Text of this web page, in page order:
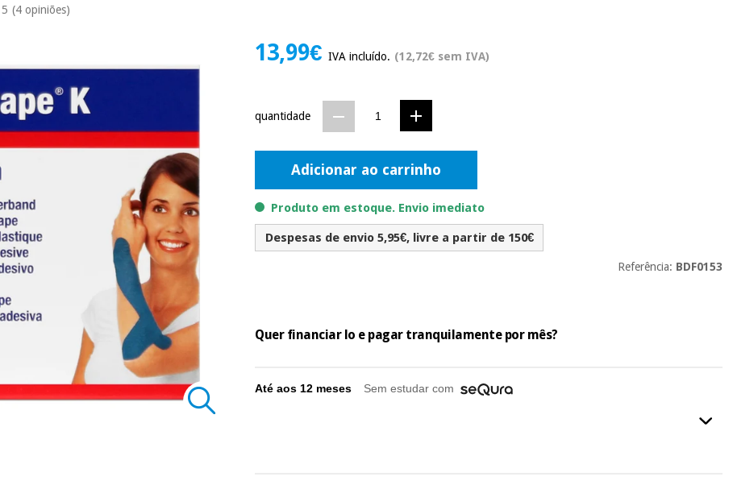
(4 opiniões)
13,99€IVA incluído. (12,72€ sem IVA)
quantidade
Adicionar ao carrinho
Produto em estoque. Envio imediato
Despesas de envio 5,95€, livre a partir de 150€
Referência: BDF0153
Quer financiar lo e pagar tranquilamente por mês?
Até aos 12 meses Sem estudar com